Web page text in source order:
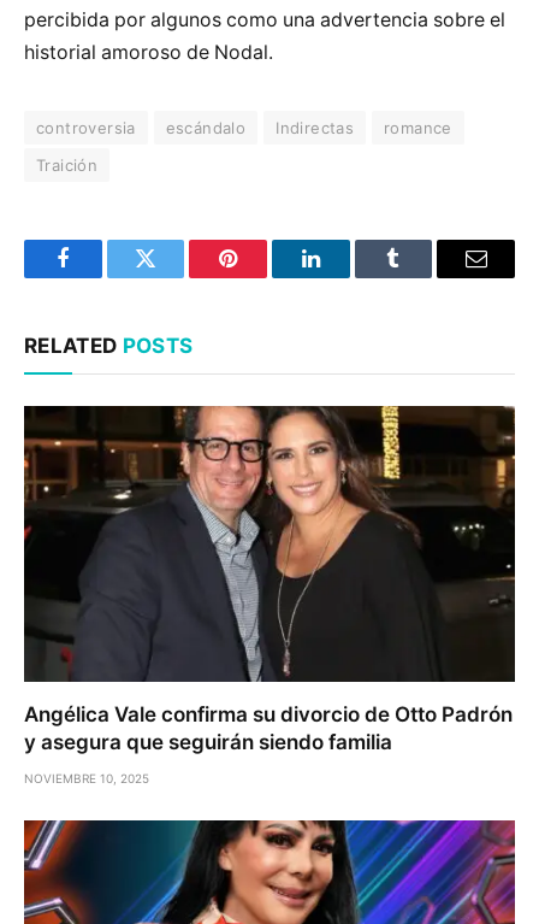
percibida por algunos como una advertencia sobre el
historial amoroso de Nodal.
controversia escándalo Indirectas
romance
Traición
FacebookTwitter Pinterest LinkedInTumblr Email
RELATED POSTS
Angélica Vale confirma su divorcio de Otto Padrón
y asegura que seguirán siendo familia
NOVIEMBRE 10, 2025